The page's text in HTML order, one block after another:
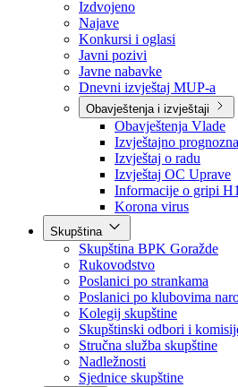
Aktuelno
Sve vijesti
Izdvojeno
Najave
Konkursi i oglasi
Javni pozivi
Javne nabavke
Dnevni izvještaj MUP-a
Obavještenja i izvještaji
Obavještenja Vlade
Izvještajno
Izvještaj o radu
Izvještaj OC Uprave
Informacije o gripi
Korona virus
Skupština
Skupština BPK Goražde
Rukovodstvo
Poslanici po strankama
Poslanici po klubovima
Kolegij skupštine
Skupštinski odbori i komisije